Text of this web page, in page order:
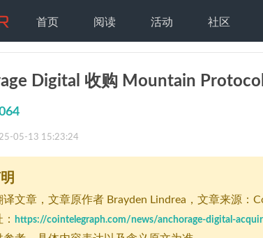
首页 阅读 活动 社区
Digital 收购 Mountain
05-13 15:23:24
译文章 ，文章原作者 Brayden Lindrea ，文章来源：
https://cointelegraph.com/news/anchorage-digital-